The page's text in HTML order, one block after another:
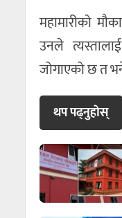
महामारीको
उनले
जोगाएको छ त
थप पढ्नुहाेस्